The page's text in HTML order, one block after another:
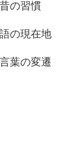
の習慣
の現在地
葉の変遷